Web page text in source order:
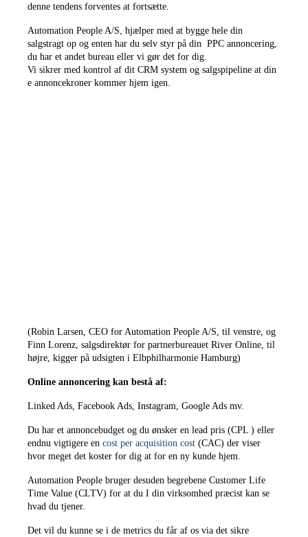
denne tendens forventes at fortsætte.
Automation People A/S, hjælper med at bygge hele din
salgstragt op og enten har du selv styr på din PPC annoncering,
du har et andet bureau eller vi gør det for dig.
Vi sikrer med kontrol af dit CRM system og salgspipeline at din
e annoncekroner kommer hjem igen.
(Robin Larsen, CEO for Automation People A/S, til venstre, og
Finn Lorenz, salgsdirektør for partnerbureauet River Online, til
højre, kigger på udsigten i Elbphilharmonie Hamburg)
Online annoncering kan bestå af:
Linked Ads, Facebook Ads, Instagram, Google Ads mv.
Du har et annoncebudget og du ønsker en lead pris (CPL ) eller
endnu vigtigere en cost per acquisition cost (CAC) der viser
hvor meget det koster for dig at for en ny kunde hjem.
Automation People bruger desuden begrebene Customer Life
Time Value (CLTV) for at du I din virksomhed præcist kan se
hvad du tjener.
Det vil du kunne se i de metrics du får af os via det sikre